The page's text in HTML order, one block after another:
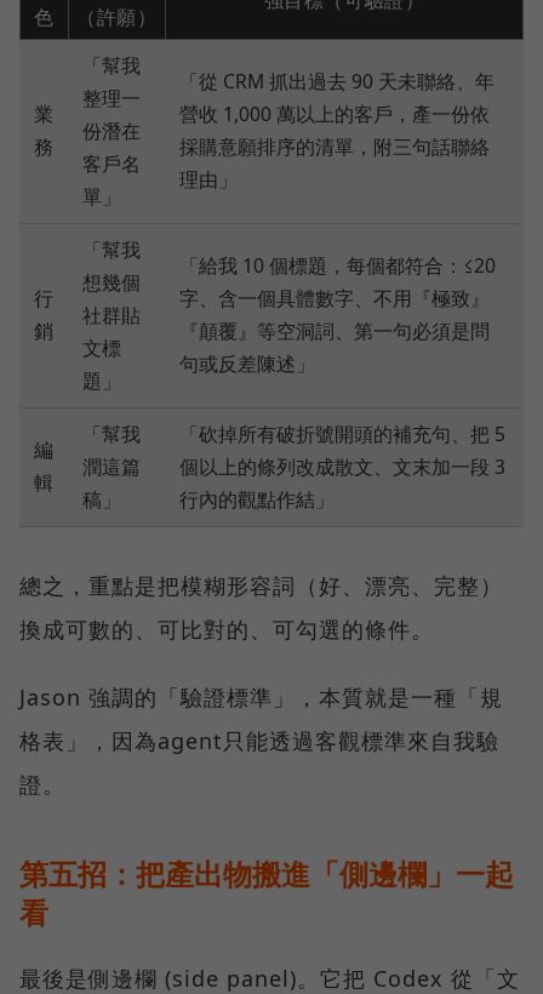
色 （許願）
業
務
「幫我
整理一
份潛在
客戶名
單」
「從 CRM 抓出過去 90 天未聯絡、年
營收 1,000 萬以上的客戶，產一份依
採購意願排序的清單，附三句話聯絡
理由」
行
銷
「幫我
想幾個
社群貼
文標
題」
「給我 10 個標題，每個都符合：≤20
字、含一個具體數字、不用『極致』
『顛覆』等空洞詞、第一句必須是問
句或反差陳述」
編
輯
「幫我
潤這篇
稿」
「砍掉所有破折號開頭的補充句、把 5
個以上的條列改成散文、文末加一段 3
行內的觀點作結」
總之，重點是把模糊形容詞（好、漂亮、完整）
換成可數的、可比對的、可勾選的條件。
Jason 強調的「驗證標準」，本質就是一種「規
格表」，因為agent只能透過客觀標準來自我驗
證。
第五招：把產出物搬進「側邊欄」一起
看
最後是側邊欄 (side panel)。它把 Codex 從「文